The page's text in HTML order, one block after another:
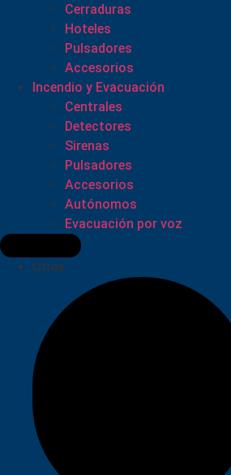
Cerraduras
Hoteles
Pulsadores
Accesorios
Incendio y Evacuación
Centrales
Detectores
Sirenas
Pulsadores
Accesorios
Autónomos
Evacuación por voz
Otros